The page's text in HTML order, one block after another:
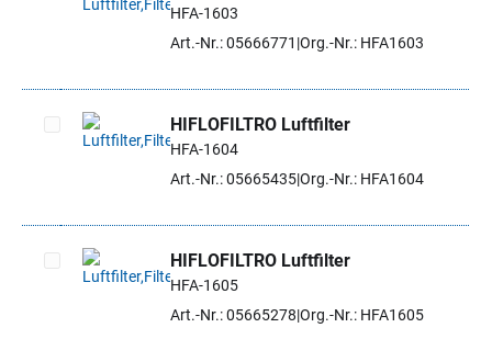
Artikel auswählen
HFA-1603
Art.-Nr.: 05666771 Org.-Nr.: HFA1603
Artikel auswählen
HIFLOFILTRO Luftfilter
HFA-1604
Art.-Nr.: 05665435Org.-Nr.: HFA1604
Artikel auswählen
HIFLOFILTRO Luftfilter
HFA-1605
Art.-Nr.: 05665278 Org.-Nr.: HFA1605